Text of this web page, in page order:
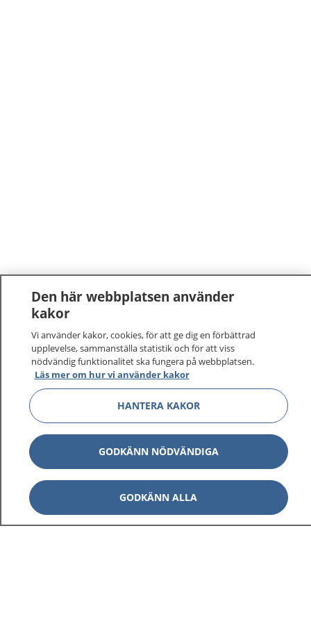
Den här webbplatsen använder
kakor
Vi använder kakor, cookies, för att ge dig en förbättrad
upplevelse, sammanställa statistik och för att viss
nödvändig funktionalitet ska fungera på webbplatsen.
Läs mer om hur vi använder kakor
HANTERA KAKOR
GODKÄNN NÖDVÄNDIGA
GODKÄNN ALLA